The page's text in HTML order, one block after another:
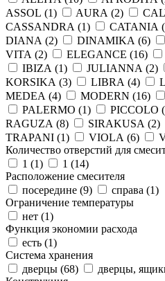
ASSOL (1) AURA (2)
CASSANDRA (1) CATANIA (
DIANA (2) DINAMIKA (6)
VITA (2) ELEGANCE (16)
IBIZA (1) JULIANNA (2)
KORSIKA (3) LIBRA (4)
MEDEA (4) MODERN (16)
PALERMO (1) PICCOLO (
RAGUZA (8) SIRAKUSA (2)
TRAPANI (1) VIOLA (6)
Количество отверстий для
1 (1) 1 (14)
Расположение смесителя
посередине (9) справа (1)
Ограничение температуры
нет (1)
Функция экономии расхода
есть (1)
Система хранения
дверцы (68) дверцы,